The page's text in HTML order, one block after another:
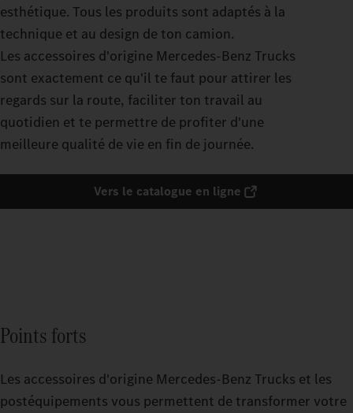
esthétique. Tous les produits sont adaptés à la
technique et au design de ton camion.
Les accessoires d'origine Mercedes‑Benz Trucks
sont exactement ce qu'il te faut pour attirer les
regards sur la route, faciliter ton travail au
quotidien et te permettre de profiter d'une
meilleure qualité de vie en fin de journée.
Vers le catalogue en ligne
Points forts
Les accessoires d'origine Mercedes-Benz Trucks et les
postéquipements vous permettent de transformer votre